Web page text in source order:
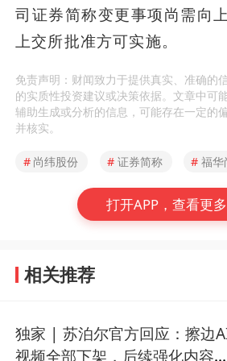
司证券简称变更事项尚需向
上交所批准方可实施。
免责声明：财闻致力于提供真实、准确的
的实质性投资建议或决策依据。文章中可
辅助生成或分析的信息，可能存在一定的
并核实。
# 尚纬股份 # 证券简称 # 福华
打开APP，查看更
相关推荐
独家 | 苏泊尔官方回应：擦边
视频全部下架，后续强化内容审